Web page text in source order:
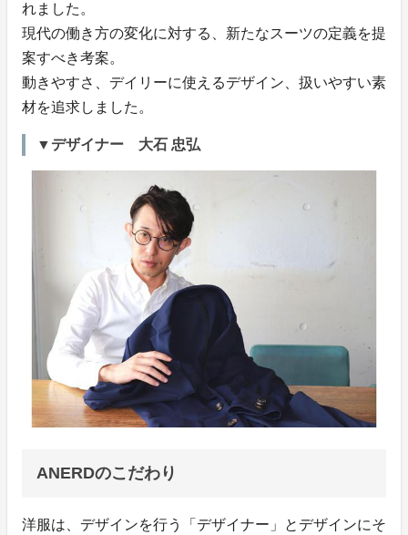
れました。
現代の働き方の変化に対する、新たなスーツの定義を提
案すべき考案。
動きやすさ、デイリーに使えるデザイン、扱いやすい素
材を追求しました。
▼デザイナー 大石 忠弘
ANERDのこだわり
洋服は、デザインを行う「デザイナー」とデザインにそ